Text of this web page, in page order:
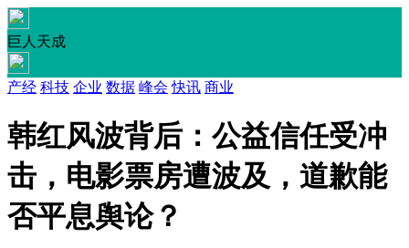
巨人天成
产经 科技 企业 数据 峰会 快讯 商业
韩红风波背后：公益信任受冲
击，电影票房遭波及，道歉能
否平息舆论？